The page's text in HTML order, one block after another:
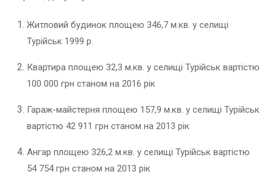
Житловий будинок площею 346,7 м.кв. у селищі
Турійськ 1999 р.
Квартира площею 32,3 м.кв. у селищі Турійськ вартістю
100 000 грн станом на 2016 рік
Гараж-майстерня площею 157,9 м.кв. у селищі Турійськ
вартістю 42 911 грн станом на 2013 рік
Ангар площею 326,2 м.кв. у селищі Турійськ вартістю
54 754 грн станом на 2013 рік